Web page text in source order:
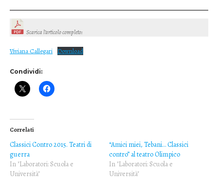
Scarica l’articolo completo:
Viviana Callegari Download
Condividi:
Correlati
Classici Contro 2015. Teatri di
guerra
In "Laboratori: Scuola e
Università"
“Amici miei, Tebani… Classici
contro” al teatro Olimpico
In "Laboratori: Scuola e
Università"